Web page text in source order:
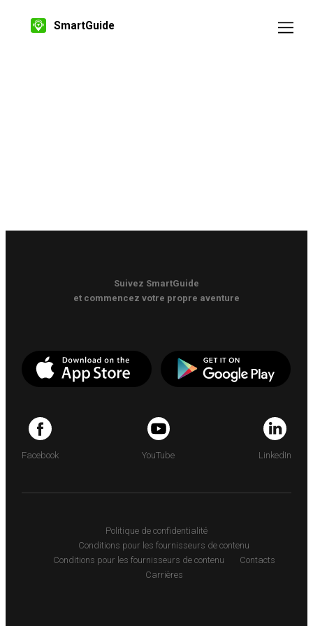
SmartGuide
Suivez SmartGuide
et commencez votre propre aventure
Facebook YouTube LinkedIn
Politique de confidentialité
Conditions pour les fournisseurs de contenu
Conditions pour les fournisseurs de contenu
Contacts
Carrières